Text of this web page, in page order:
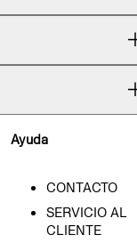
Ayuda
CONTACTO
SERVICIO AL
CLIENTE